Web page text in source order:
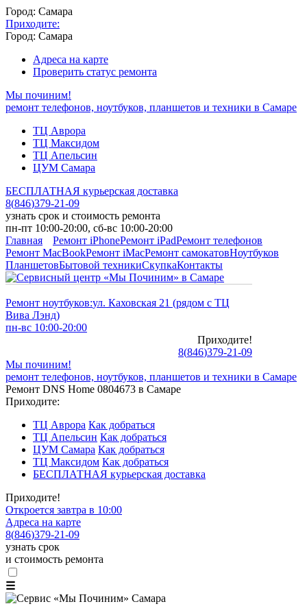
Город: Самара
Приходите:
Город: Самара
Адреса на карте
Проверить статус ремонта
Мы починим!
ремонт телефонов, ноутбуков, планшетов и техники в Самаре
ТЦ Аврора
ТЦ Максидом
ТЦ Апельсин
ЦУМ Самара
БЕСПЛАТНАЯ курьерская доставка
8(846)379-21-09
узнать срок и стоимость ремонта
пн-пт 10:00-20:00, сб-вс 10:00-20:00
Главная
Ремонт iPhoneРемонт iPadРемонт телефонов
Ремонт MacBookРемонт iMacРемонт самокатовНоутбуков
ПланшетовБытовой техникиСкупкаКонтакты
Ремонт ноутбуков:ул. Каховская 21 (рядом с ТЦ
Вива Лэнд)
пн-вс 10:00-20:00
Приходите!
8(846)379-21-09
Мы починим!
ремонт телефонов, ноутбуков, планшетов и техники в Самаре
Ремонт DNS Home 0804673 в Самаре
Приходите:
ТЦ Аврора Как добраться
ТЦ Апельсин Как добраться
ЦУМ Самара Как добраться
ТЦ Максидом Как добраться
БЕСПЛАТНАЯ курьерская доставка
Приходите!
Откроется завтра в 10:00
Адреса на карте
8(846)379-21-09
узнать срок
и стоимость ремонта
☰